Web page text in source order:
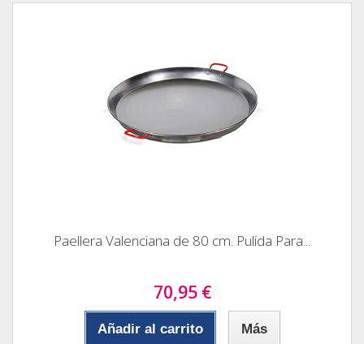
Paellera Valenciana de 80 cm. Pulida Para...
70,95 €
Añadir al carrito Más